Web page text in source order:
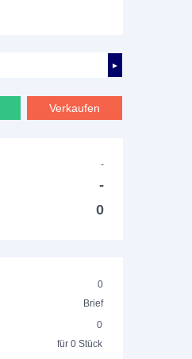
►
Verkaufen
-
-
0
0
Brief
0
für 0 Stück